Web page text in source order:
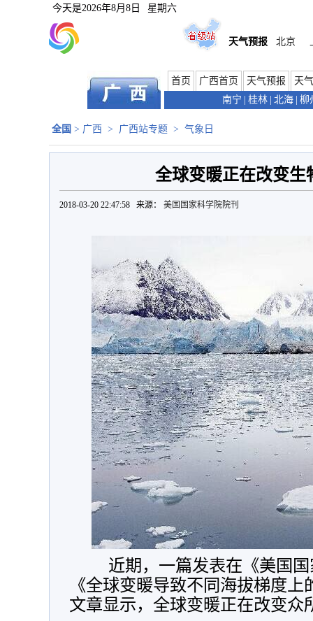
今天是2026年8月8日 星期六
天气预报 北京
首页 广西首页 天气预报
天
南宁
桂林 北海 柳
全国 > 广西 > 广西站专题 > 气象日
全球变暖正在改变生
2018-03-20 22:47:58 来源： 美国国家科学院院刊
近期，一篇发表在《美国
《全球变暖导致不同海拔梯度
文章显示，全球变暖正在改变众